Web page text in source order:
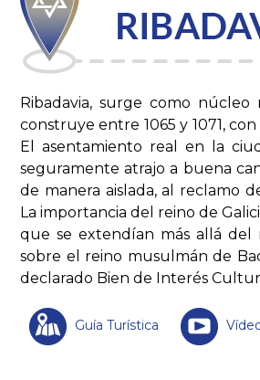
Ribadavia, surge como
construye entre 1065 y 1071,
El asentamiento real en la
seguramente atrajo a buena
de manera aislada, al reclamo
La importancia del reino de
que se extendían más allá del
sobre el reino musulmán de
declarado Bien de Interés
Guía Turística